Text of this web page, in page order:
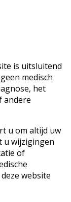
is uitsluitend
medisch
het
andere
u om altijd uw
u wijzigingen
of
website